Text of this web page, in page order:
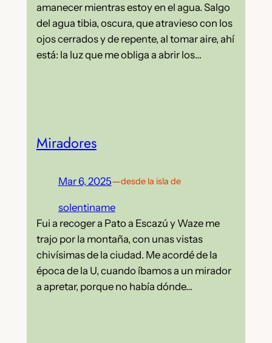
amanecer mientras estoy en el agua. Salgo
del agua tibia, oscura, que atravieso con los
ojos cerrados y de repente, al tomar aire, ahí
está: la luz que me obliga a abrir los…
Miradores
Mar 6, 2025—desde la isla de
solentiname
Fui a recoger a Pato a Escazú y Waze me
trajo por la montaña, con unas vistas
chivísimas de la ciudad. Me acordé de la
época de la U, cuando íbamos a un mirador
a apretar, porque no había dónde…